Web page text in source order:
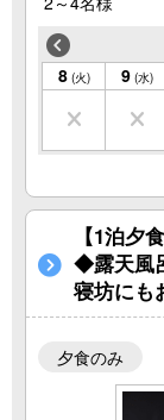
8 (火) 9 (水)
【1泊夕
◆露天風
寝坊にも
夕食のみ